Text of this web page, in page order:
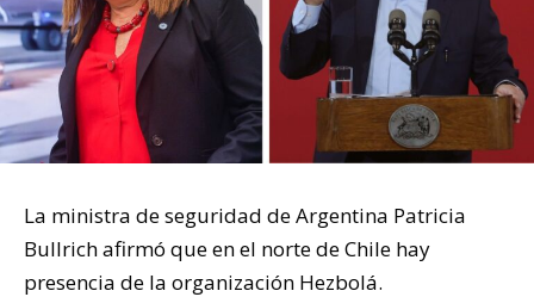
La ministra de seguridad de Argentina Patricia
Bullrich afirmó que en el norte de Chile hay
presencia de la organización Hezbolá.